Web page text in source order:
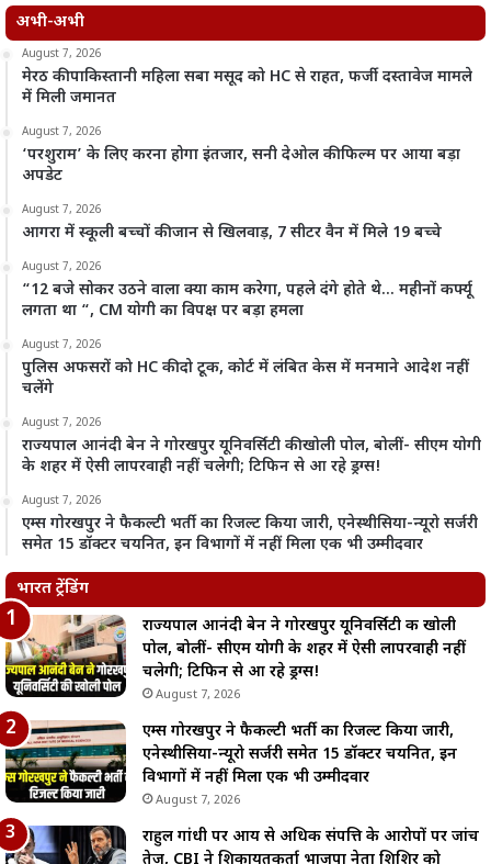
अभी-अभी
August 7, 2026
मेरठ की पाकिस्तानी महिला सबा मसूद को HC से राहत, फर्जी दस्तावेज मामले
में मिली जमानत
August 7, 2026
‘परशुराम’ के लिए करना होगा इंतजार, सनी देओल की फिल्म पर आया बड़ा
अपडेट
August 7, 2026
आगरा में स्कूली बच्चों की जान से खिलवाड़, 7 सीटर वैन में मिले 19 बच्चे
August 7, 2026
“12 बजे सोकर उठने वाला क्या काम करेगा, पहले दंगे होते थे… महीनों कर्फ्यू
लगता था “, CM योगी का विपक्ष पर बड़ा हमला
August 7, 2026
पुलिस अफसरों को HC की दो टूक, कोर्ट में लंबित केस में मनमाने आदेश नहीं
चलेंगे
August 7, 2026
राज्यपाल आनंदी बेन ने गोरखपुर यूनिवर्सिटी की खोली पोल, बोलीं- सीएम योगी
के शहर में ऐसी लापरवाही नहीं चलेगी; टिफिन से आ रहे ड्रग्स!
August 7, 2026
एम्स गोरखपुर ने फैकल्टी भर्ती का रिजल्ट किया जारी, एनेस्थीसिया-न्यूरो सर्जरी
समेत 15 डॉक्टर चयनित, इन विभागों में नहीं मिला एक भी उम्मीदवार
भारत ट्रेंडिंग
राज्यपाल आनंदी बेन ने गोरखपुर यूनिवर्सिटी की खोली
पोल, बोलीं- सीएम योगी के शहर में ऐसी लापरवाही नहीं
चलेगी; टिफिन से आ रहे ड्रग्स!
August 7, 2026
एम्स गोरखपुर ने फैकल्टी भर्ती का रिजल्ट किया जारी,
एनेस्थीसिया-न्यूरो सर्जरी समेत 15 डॉक्टर चयनित, इन
विभागों में नहीं मिला एक भी उम्मीदवार
August 7, 2026
राहुल गांधी पर आय से अधिक संपत्ति के आरोपों पर जांच
तेज, CBI ने शिकायतकर्ता भाजपा नेता शिशिर को